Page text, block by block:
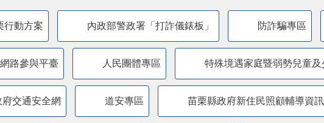
行動方案 內政部警政署「打詐儀錶板」 防詐騙專區
路參與平臺 人民團體專區 特殊境遇家庭暨弱勢兒童
交通安全網 道安專區 苗栗縣政府新住民照顧輔導資